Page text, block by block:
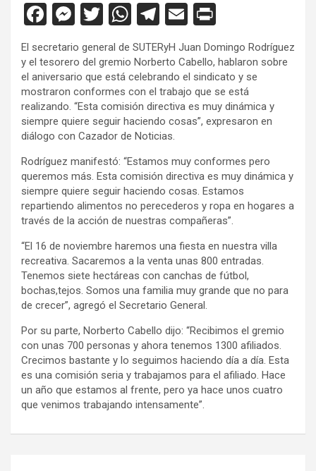
F
ce
b
o
o
k
M
se
n
g
er
T
wi
tt
er
W
h
at
s
A
p
T
el
e
gr
a
m
E
m
ail
in
tF
ri
e
n
y
El secretario general de SUTERyH Juan Domingo Rodríguez
y el tesorero del gremio Norberto Cabello, hablaron sobre
el aniversario que está celebrando el sindicato y se
mostraron conformes con el trabajo que se está
realizando. “Esta comisión directiva es muy dinámica y
siempre quiere seguir haciendo cosas”, expresaron en
diálogo con Cazador de Noticias.
Rodríguez manifestó: “Estamos muy conformes pero
queremos más. Esta comisión directiva es muy dinámica y
siempre quiere seguir haciendo cosas. Estamos
repartiendo alimentos no perecederos y ropa en hogares a
través de la acción de nuestras compañeras”.
“El 16 de noviembre haremos una fiesta en nuestra villa
recreativa. Sacaremos a la venta unas 800 entradas.
Tenemos siete hectáreas con canchas de fútbol,
bochas,tejos. Somos una familia muy grande que no para
de crecer”, agregó el Secretario General.
Por su parte, Norberto Cabello dijo: “Recibimos el gremio
con unas 700 personas y ahora tenemos 1300 afiliados.
Crecimos bastante y lo seguimos haciendo día a día. Esta
es una comisión seria y trabajamos para el afiliado. Hace
un año que estamos al frente, pero ya hace unos cuatro
que venimos trabajando intensamente”.